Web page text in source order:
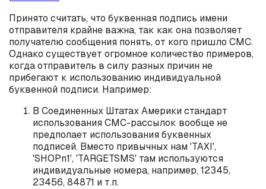
Принято считать, что буквенная подпись имени
отправителя крайне важна, так как она позволяет
получателю сообщения понять, от кого пришло СМС.
Однако существует огромное количество примеров,
когда отправитель в силу разных причин не
прибегают к использованию индивидуальной
буквенной подписи. Например:
В Соединенных Штатах Америки стандарт
использования СМС-рассылок вообще не
предполает использования буквенных
подписей. Вместо привычных нам 'TAXI',
'SHOPn1', 'TARGETSMS' там используются
индивидуальные номера, например, 12345,
23456, 84871 и т.п.